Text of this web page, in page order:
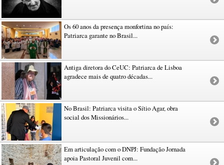
Os 60 anos da presença monfortina no país:
Patriarca garante no Brasil...
Antiga diretora do CeUC: Patriarca de Lisboa
agradece mais de quatro décadas...
No Brasil: Patriarca visita o Sítio Agar, obra
social dos Missionários...
Em articulação com o DNPJ: Fundação Jornada
apoia Pastoral Juvenil com...